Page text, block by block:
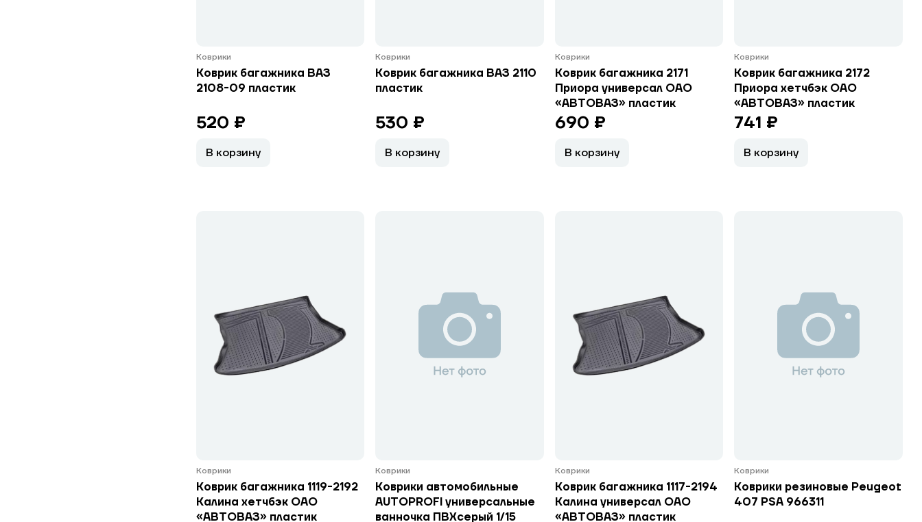
Коврики
Коврик багажника ВАЗ
2108-09 пластик
520 ₽
В корзину
Коврики
Коврик багажника ВАЗ 2110
пластик
530 ₽
В корзину
Коврики
Коврик багажника 2171
Приора универсал ОАО
«АВТОВАЗ» пластик
690 ₽
В корзину
Коврики
Коврик багажника 2172
Приора хетчбэк ОАО
«АВТОВАЗ» пластик
741 ₽
В корзину
Коврики
Коврик багажника 1119-2192
Калина хетчбэк ОАО
«АВТОВАЗ» пластик
Коврики
Коврики автомобильные
AUTOPROFI универсальные
ванночка ПВХсерый 1/15
Коврики
Коврик багажника 1117-2194
Калина универсал ОАО
«АВТОВАЗ» пластик
Коврики
Коврики резиновые Peugeot
407 PSA 966311